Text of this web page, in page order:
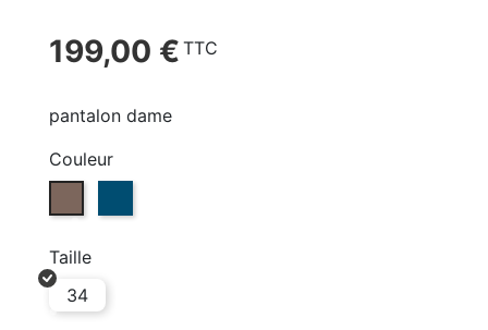
199,00 € TTC
pantalon dame
Couleur
SCOIATTOLO (22)
Taille
34